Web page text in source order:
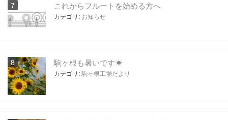
これからフルートを始める方へ
カテゴリ: お知らせ
駒ヶ根も暑いです☀
カテゴリ: 駒ヶ根工場だより